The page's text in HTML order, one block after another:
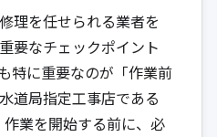
理を任せられる業者を
要なチェックポイント
特に重要なのが「作業前
道局指定工事店である
業を開始する前に、必